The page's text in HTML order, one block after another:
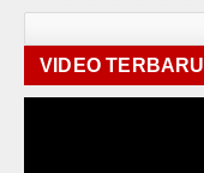
VIDEO TERBARU